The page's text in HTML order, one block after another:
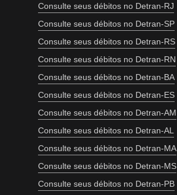
Consulte seus débitos no Detran-RJ
Consulte seus débitos no Detran-SP
Consulte seus débitos no Detran-RS
Consulte seus débitos no Detran-RN
Consulte seus débitos no Detran-BA
Consulte seus débitos no Detran-ES
Consulte seus débitos no Detran-AM
Consulte seus débitos no Detran-AL
Consulte seus débitos no Detran-MA
Consulte seus débitos no Detran-MS
Consulte seus débitos no Detran-PB